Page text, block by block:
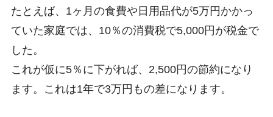
たとえば、1ヶ月の食費や日用品代が5万円かかっ
ていた家庭では、10％の消費税で5,000円が税金で
した。
これが仮に5％に下がれば、2,500円の節約になり
ます。これは1年で3万円もの差になります。